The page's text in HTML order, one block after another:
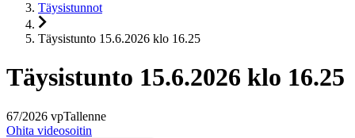
Täysistunnot
Täysistunto 15.6.2026 klo 16.25
Täysistunto 15.6.2026 klo 16.25
67/2026 vpTallenne
Ohita videosoitin